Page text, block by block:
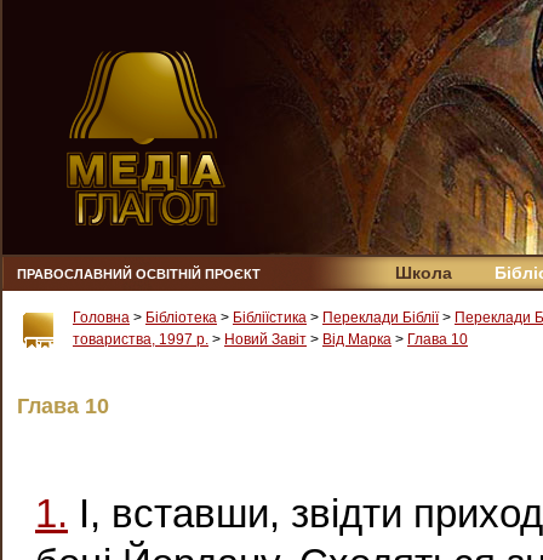
ПРАВОСЛАВНИЙ ОСВІТНІЙ ПРОЄКТ Школа
Головна > Бібліотека > Бібліїстика > Переклади Біблії> Переклади
товариства, 1997 р. > Новий Завіт > Вiд Марка > Глава 10
Глава 10
1. І, вставши, звідти